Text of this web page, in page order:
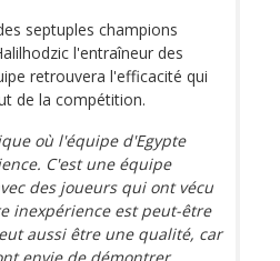
septuples champions
l'entraîneur des
retrouvera l'efficacité qui
de la compétition.
où l'équipe d'Egypte
C'est une équipe
des joueurs qui ont vécu
inexpérience est peut-être
aussi être une qualité, car